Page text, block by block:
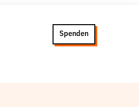
Spenden